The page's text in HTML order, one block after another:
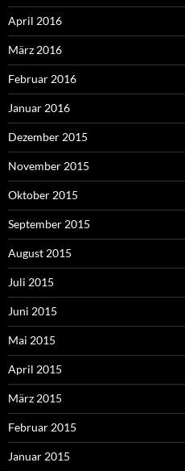
April 2016
März 2016
Februar 2016
Januar 2016
Dezember 2015
November 2015
Oktober 2015
September 2015
August 2015
Juli 2015
Juni 2015
Mai 2015
April 2015
März 2015
Februar 2015
Januar 2015